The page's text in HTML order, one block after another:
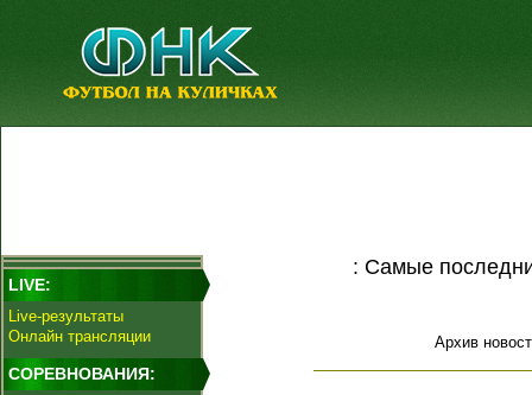
LIVE:
Live-результаты
Онлайн трансляции
СОРЕВНОВАНИЯ:
: Самые
Архив